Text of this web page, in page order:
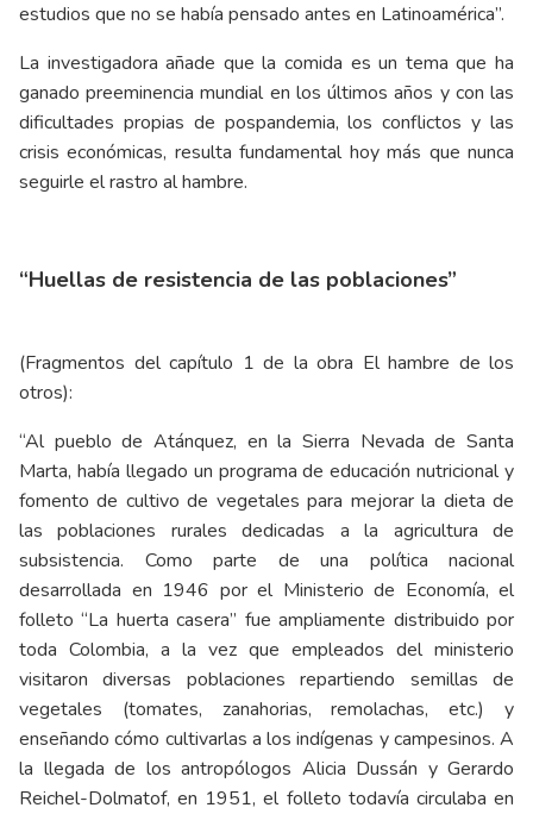
estudios que no se había pensado antes en Latinoamérica”.
La investigadora añade que la comida es un tema que ha
ganado preeminencia mundial en los últimos años y con las
dificultades propias de pospandemia, los conflictos y las
crisis económicas, resulta fundamental hoy más que nunca
seguirle el rastro al hambre.
“Huellas de resistencia de las poblaciones”
(Fragmentos del capítulo 1 de la obra El hambre de los
otros):
“Al pueblo de Atánquez, en la Sierra Nevada de Santa
Marta, había llegado un programa de educación nutricional y
fomento de cultivo de vegetales para mejorar la dieta de
las poblaciones rurales dedicadas a la agricultura de
subsistencia. Como parte de una política nacional
desarrollada en 1946 por el Ministerio de Economía, el
folleto “La huerta casera” fue ampliamente distribuido por
toda Colombia, a la vez que empleados del ministerio
visitaron diversas poblaciones repartiendo semillas de
vegetales (tomates, zanahorias, remolachas, etc.) y
enseñando cómo cultivarlas a los indígenas y campesinos. A
la llegada de los antropólogos Alicia Dussán y Gerardo
Reichel-Dolmatof, en 1951, el folleto todavía circulaba en